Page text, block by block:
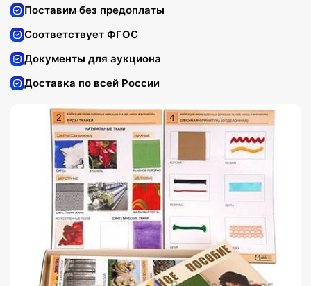
Поставим без предоплаты
Соответствует ФГОС
Документы для аукциона
Доставка по всей России